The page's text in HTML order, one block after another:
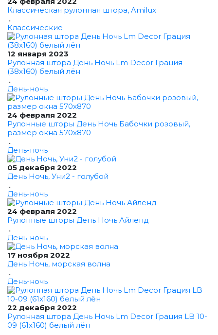
Классическая рулонная штора, Amilux
...
Классические
12 января 2023
Рулонная штора День Ночь Lm Decor Грация
(38x160) белый лён
...
День-ночь
24 февраля 2022
Рулонные шторы День Ночь Бабочки розовый,
размер окна 570x870
...
День-ночь
05 декабря 2022
День Ночь, Уни2 - голубой
...
День-ночь
24 февраля 2022
Рулонные шторы День Ночь Айленд
...
День-ночь
17 ноября 2022
День Ночь, морская волна
...
День-ночь
22 декабря 2022
Рулонная штора День Ночь Lm Decor Грация LB 10-
09 (61x160) белый лён